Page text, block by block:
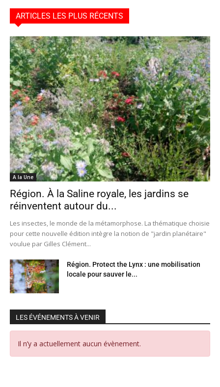
ARTICLES LES PLUS RÉCENTS
A la Une
Région. À la Saline royale, les jardins se
réinventent autour du...
Les insectes, le monde de la métamorphose. La thématique choisie
pour cette nouvelle édition intègre la notion de "jardin planétaire"
voulue par Gilles Clément...
Région. Protect the Lynx : une mobilisation
locale pour sauver le...
LES ÉVÉNEMENTS À VENIR
Il n’y a actuellement aucun évènement.